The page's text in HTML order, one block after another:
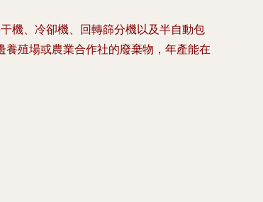
機、冷卻機、回轉篩分機以及半自動包
殖場或農業合作社的廢棄物，年產能在